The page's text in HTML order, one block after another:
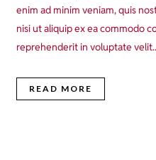
enim ad minim veniam, quis
nisi ut aliquip ex ea commodo
reprehenderit in voluptate
READ MORE